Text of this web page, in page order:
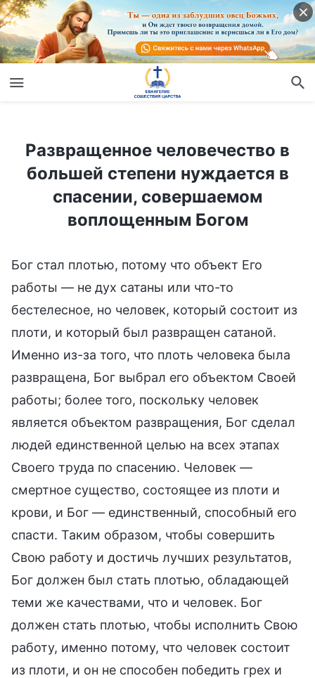
Развращенное человечество в
большей степени нуждается в
спасении, совершаемом
воплощенным Богом
Бог стал плотью, потому что объект Его
работы — не дух сатаны или что-то
бестелесное, но человек, который состоит из
плоти, и который был развращен сатаной.
Именно из-за того, что плоть человека была
развращена, Бог выбрал его объектом Своей
работы; более того, поскольку человек
является объектом развращения, Бог сделал
людей единственной целью на всех этапах
Своего труда по спасению. Человек —
смертное существо, состоящее из плоти и
крови, и Бог — единственный, способный его
спасти. Таким образом, чтобы совершить
Свою работу и достичь лучших результатов,
Бог должен был стать плотью, обладающей
теми же качествами, что и человек. Бог
должен стать плотью, чтобы исполнить Свою
работу, именно потому, что человек состоит
из плоти, и он не способен победить грех и